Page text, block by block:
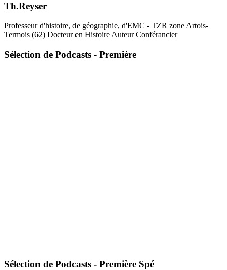
Th.Reyser
Professeur d'histoire, de géographie, d'EMC - TZR zone Artois-
Termois (62) Docteur en Histoire Auteur Conférancier
Sélection de Podcasts - Première
Sélection de Podcasts - Première Spé